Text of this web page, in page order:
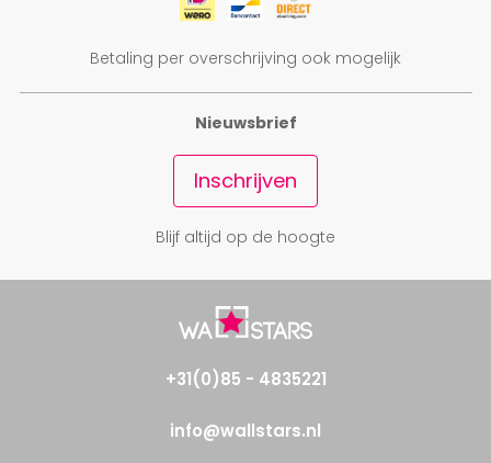
Betaling per overschrijving ook mogelijk
Nieuwsbrief
Inschrijven
Blijf altijd op de hoogte
+31(0)85 - 4835221
info@wallstars.nl